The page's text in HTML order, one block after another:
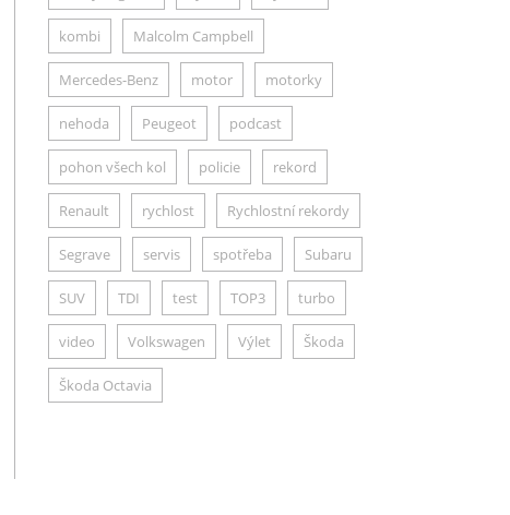
kombi Malcolm Campbell
Mercedes-Benz motor motorky
nehoda Peugeot podcast
pohon všech kol policie rekord
Renault rychlost Rychlostní rekordy
Segrave servis spotřeba Subaru
SUV TDI test TOP3 turbo
video Volkswagen Výlet Škoda
Škoda Octavia